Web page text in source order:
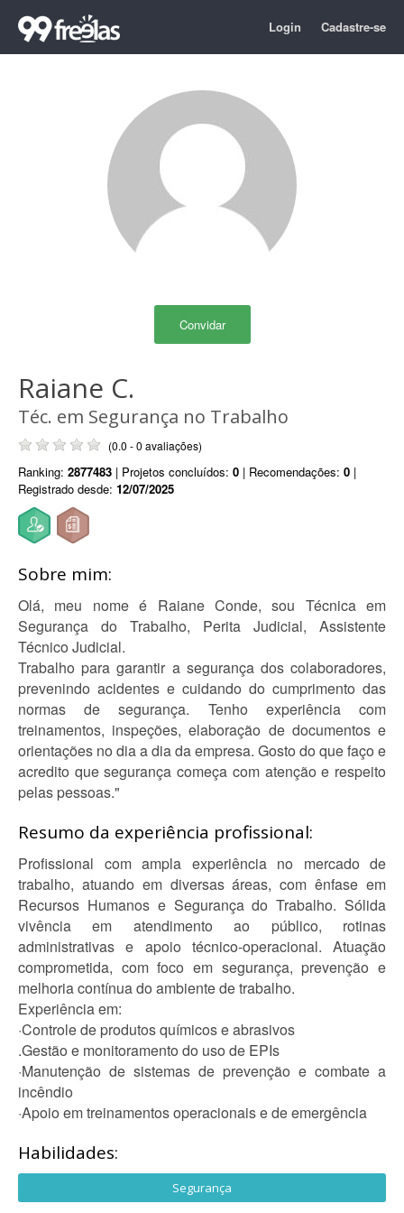
Login Cadastre-se
Convidar
Raiane C.
Téc. em Segurança no Trabalho
(0.0 - 0 avaliações)
Ranking: 2877483 | Projetos concluídos: 0 | Recomendações: 0 |
Registrado desde: 12/07/2025
Sobre mim:
Olá, meu nome é Raiane Conde, sou Técnica em
Segurança do Trabalho, Perita Judicial, Assistente
Técnico Judicial.
Trabalho para garantir a segurança dos colaboradores,
prevenindo acidentes e cuidando do cumprimento das
normas de segurança. Tenho experiência com
treinamentos, inspeções, elaboração de documentos e
orientações no dia a dia da empresa. Gosto do que faço e
acredito que segurança começa com atenção e respeito
pelas pessoas."
Resumo da experiência profissional:
Profissional com ampla experiência no mercado de
trabalho, atuando em diversas áreas, com ênfase em
Recursos Humanos e Segurança do Trabalho. Sólida
vivência em atendimento ao público, rotinas
administrativas e apoio técnico-operacional. Atuação
comprometida, com foco em segurança, prevenção e
melhoria contínua do ambiente de trabalho.
Experiência em:
·Controle de produtos químicos e abrasivos
.Gestão e monitoramento do uso de EPIs
·Manutenção de sistemas de prevenção e combate a
incêndio
·Apoio em treinamentos operacionais e de emergência
Habilidades:
Segurança